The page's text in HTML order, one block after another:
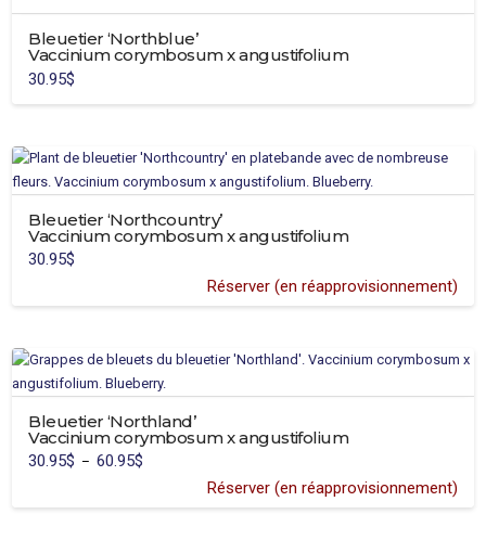
du
produit
Bleuetier ‘Northblue’
Vaccinium corymbosum x angustifolium
30.95$
Bleuetier ‘Northcountry’
Vaccinium corymbosum x angustifolium
30.95$
Réserver (en réapprovisionnement)
a
plusieurs
variations.
Les
options
peuvent
Bleuetier ‘Northland’
Vaccinium corymbosum x angustifolium
30.95$ – 60.95$
à
Réserver (en réapprovisionnement)